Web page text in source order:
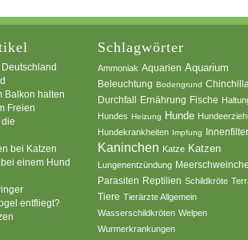
Balkon halten
Freien
bei Katzen
einem Hund
entfliegt?
Schlagwörter
Ammoniak Aquarien Aquarium
Beleuchtung Bodengrund
Durchfall Ernährung Fische
Hundes Heizung Hunde
Hundekrankheiten Impfung
Kaninchen Katze Katzen
Lungenentzündung
Parasiten Reptilien Schildkröte
Tiere Tierärzte Allgemein
Wasserschildkröten Welpen
Wurmerkrankungen